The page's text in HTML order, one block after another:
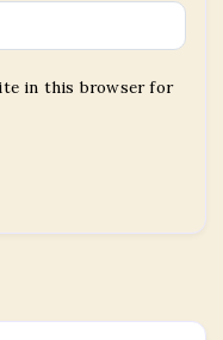
in this browser for